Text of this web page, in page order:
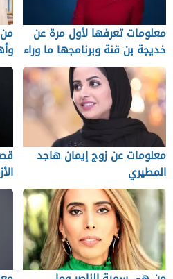
معلومات تعرفها لأول مرة عن
خديجة بن قنة وبرنامجها ما وراء
الخبر
معلومات عن زوج إيمان هاجد
المطيري